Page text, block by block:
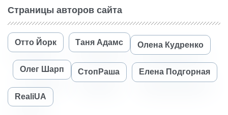
Страницы авторов сайта
Отто Йорк Таня Адамс Олена Кудренко
Олег Шарп СтопРаша Елена Подгорная
RealiUA